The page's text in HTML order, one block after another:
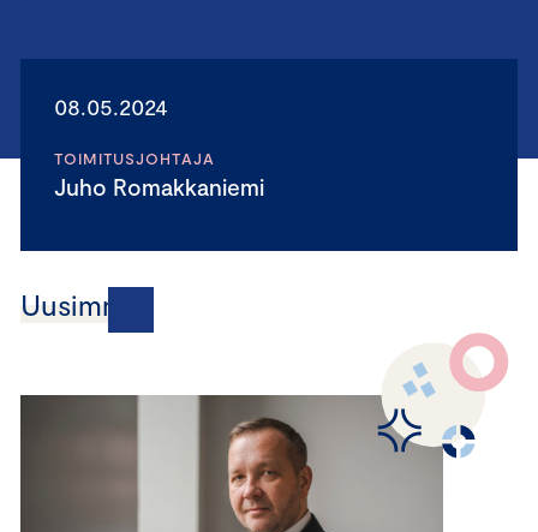
08.05.2024
TOIMITUSJOHTAJA
Juho Romakkaniemi
Uusimmat